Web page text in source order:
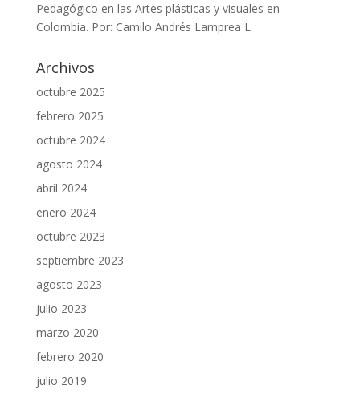
Pedagógico en las Artes plásticas y visuales en
Colombia. Por: Camilo Andrés Lamprea L.
Archivos
octubre 2025
febrero 2025
octubre 2024
agosto 2024
abril 2024
enero 2024
octubre 2023
septiembre 2023
agosto 2023
julio 2023
marzo 2020
febrero 2020
julio 2019